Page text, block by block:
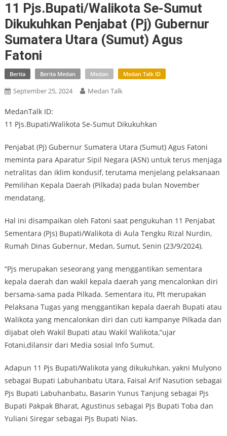
11 Pjs.Bupati/Walikota Se-Sumut
Dikukuhkan Penjabat (Pj) Gubernur
Sumatera Utara (Sumut) Agus
Fatoni
Berita Berita Medan Medan Medan Talk ID
September 25, 2024 Medan Talk
MedanTalk ID:
11 Pjs.Bupati/Walikota Se-Sumut Dikukuhkan
Penjabat (Pj) Gubernur Sumatera Utara (Sumut) Agus Fatoni
meminta para Aparatur Sipil Negara (ASN) untuk terus menjaga
netralitas dan iklim kondusif, terutama menjelang pelaksanaan
Pemilihan Kepala Daerah (Pilkada) pada bulan November
mendatang.
Hal ini disampaikan oleh Fatoni saat pengukuhan 11 Penjabat
Sementara (Pjs) Bupati/Walikota di Aula Tengku Rizal Nurdin,
Rumah Dinas Gubernur, Medan, Sumut, Senin (23/9/2024).
“Pjs merupakan seseorang yang menggantikan sementara
kepala daerah dan wakil kepala daerah yang mencalonkan diri
bersama-sama pada Pilkada. Sementara itu, Plt merupakan
Pelaksana Tugas yang menggantikan kepala daerah Bupati atau
Walikota yang mencalonkan diri dan cuti kampanye Pilkada dan
dijabat oleh Wakil Bupati atau Wakil Walikota,”ujar
Fotani,dilansir dari Media sosial Info Sumut.
Adapun 11 Pjs Bupati/Walikota yang dikukuhkan, yakni Mulyono
sebagai Bupati Labuhanbatu Utara, Faisal Arif Nasution sebagai
Pjs Bupati Labuhanbatu, Basarin Yunus Tanjung sebagai Pjs
Bupati Pakpak Bharat, Agustinus sebagai Pjs Bupati Toba dan
Yuliani Siregar sebagai Pjs Bupati Nias.